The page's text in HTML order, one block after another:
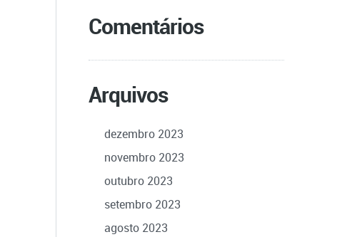
Comentários
Arquivos
dezembro 2023
novembro 2023
outubro 2023
setembro 2023
agosto 2023